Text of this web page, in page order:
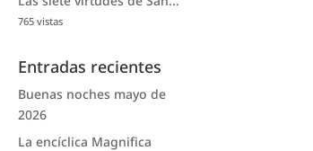
765 vistas
Entradas recientes
Buenas noches mayo de
2026
La encíclica Magnifica